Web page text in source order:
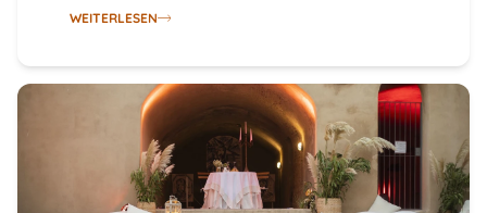
WEITERLESEN